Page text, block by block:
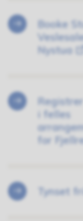
Booke
Nystua
i felles
for
Tynset